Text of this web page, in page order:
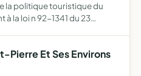
la politique touristique du
la loi n 92-1341 du 23
Pierre Et Ses Environs